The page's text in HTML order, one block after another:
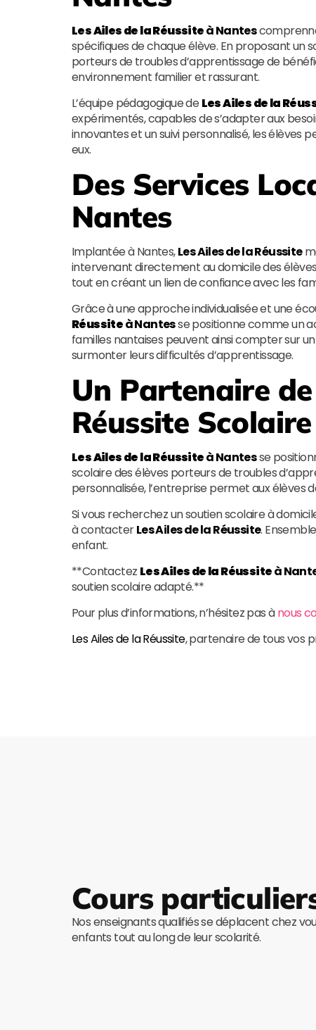
Les Ailes de la Réussiteà Nantes
spécifiques de chaque élève. En proposant un
porteurs de troubles d’apprentissage de
environnement familier et rassurant.
L’équipe pédagogique de Les Ailes de la
expérimentés, capables de s’adapter aux
innovantes et un suivi personnalisé, les
eux.
Des Services
Nantes
Implantée à Nantes,Les Ailes de la Réussite
intervenant directement au domicile des
tout en créant un lien de confiance avec les
Grâce à une approche individualisée et une
Réussiteà Nantesse positionne comme un
familles nantaises peuvent ainsi compter sur
surmonter leurs difficultés d’apprentissage.
Un Partenaire
Réussite Scolaire
Les Ailes de la Réussiteà Nantesse
scolaire des élèves porteurs de troubles
personnalisée, l’entreprise permet aux élèves
Si vous recherchez un soutien scolaire à
à contacterLes Ailes de la Réussite.
enfant.
**Contactez Les Ailes de la Réussiteà
soutien scolaire adapté.**
Pour plus d’informations, n’hésitez pas ànous
Les Ailes de la Réussite, partenaire de tous vos
Cours
Nos enseignants qualifiés se déplacent chez
enfants tout au long de leur scolarité.